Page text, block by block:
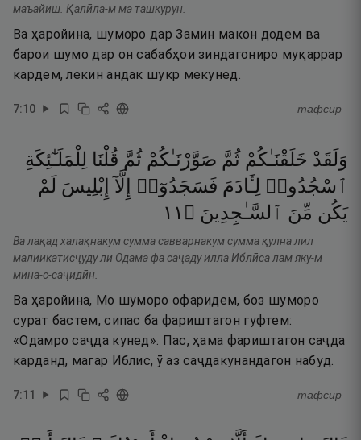
маъайиш. Қалӣла-м ма ташкурун.
Ва ҳаройина, шуморо дар Замин макон додем ва
барои шумо дар он сабабҳои зиндагониро муқаррар
кардем, лекин андак шукр мекунед.
7:10 тафсир
وَلَقَدْ خَلَقْنَـٰكُمْ ثُمَّ صَوَّرْنَـٰكُمْ ثُمَّ قُلْنَا لِلْمَلَـٰٓئِكَةِ
ٱسْجُدُوا۟ لِـَٔادَمَ فَسَجَدُوٓا۟ إِلَّآ إِبْلِيسَ لَمْ
يَكُن مِّنَ ٱلسَّـٰجِدِينَ ۝ ١١
Ва лақад халақнакум сумма савварнакум сумма қулна лил
малиикатисҷуду ли Одама фа саҷаду илла Иблӣса лам яку-м
мина-с-саҷидӣн.
Ва ҳаройина, Мо шуморо офаридем, боз шуморо
сурат бастем, сипас ба фариштагон гуфтем:
«Одамро саҷда кунед». Пас, ҳама фариштагон саҷда
карданд, магар Иблис, ӯ аз саҷдакунандагон набуд.
7:11 тафсир